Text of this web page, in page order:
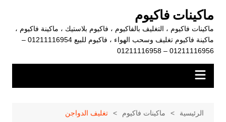
المحتوى
ماكينات فاكيوم
ماكينات فاكيوم ، التغليف بالفاكيوم ، فاكيوم بلاستيك ، ماكينة فاكيوم ،
ماكينة فاكيوم تغليف وسحب الهواء ، فاكيوم للبيع 01211116954 –
01211116956 – 01211116958
الرئيسية ماكينات فاكيوم تغليف الدواجن